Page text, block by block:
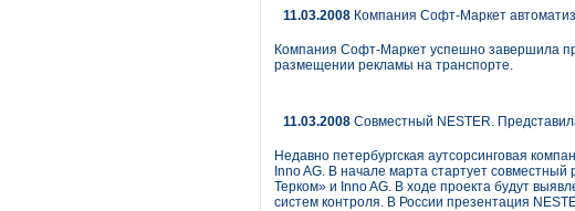
11.03.2008 Компания Софт-Маркет
Компания Софт-Маркет успешно завершила
размещении рекламы на транспорте.
11.03.2008 Совместный NESTER.
Недавно петербургская аутсорсинговая
Inno AG. В начале марта стартует
Терком» и Inno AG. В ходе проекта будут
систем контроля. В России презентация